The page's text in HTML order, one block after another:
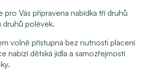
pro Vás připravena nabídka tří druhů
polévek.
volně přístupná bez nutnosti placení
nabízí dětská jídla a samozřejmostí